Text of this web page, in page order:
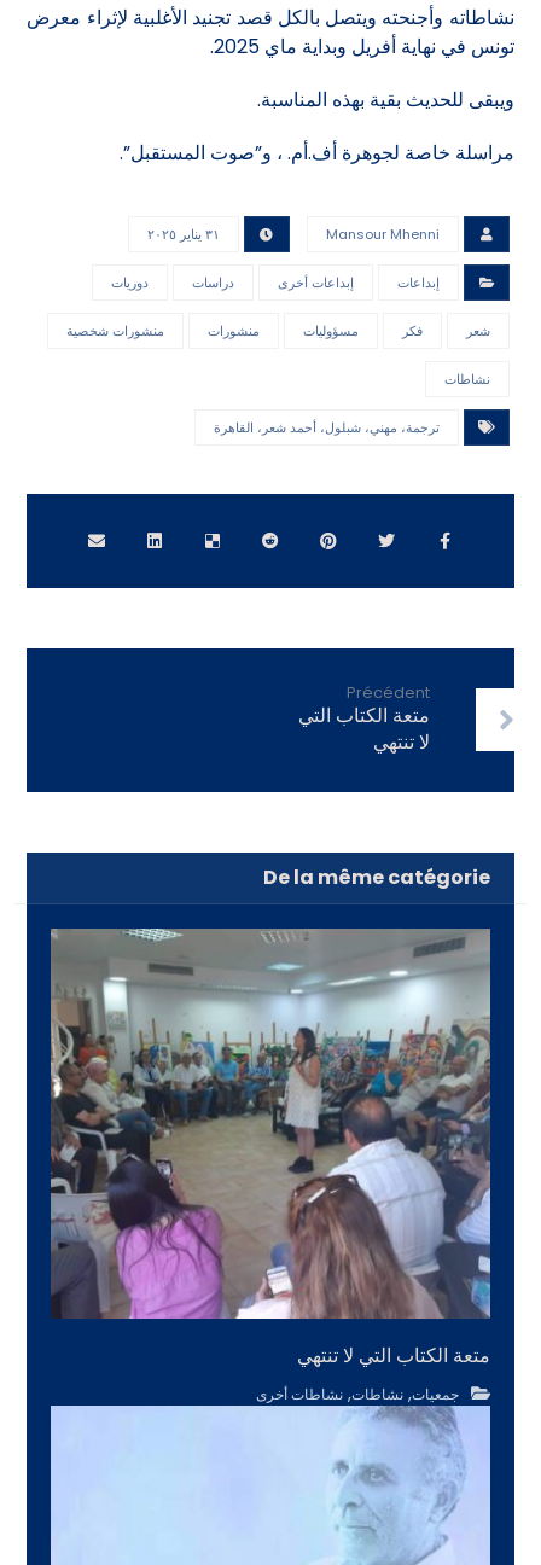
نشاطاته وأجنحته ويتصل بالكل قصد تجنيد الأغلبية لإثراء معرض
تونس في نهاية أفريل وبداية ماي 2025.
ويبقى للحديث بقية بهذه المناسبة.
مراسلة خاصة لجوهرة أف.أم. ، و”صوت المستقبل”.
Mansour Mhenni ٣١ يناير ٢٠٢٥
إبداعات إبداعات أخرى دراسات دوريات
شعر فكر مسؤوليات منشورات منشورات شخصية
نشاطات
ترجمة، مهني، شبلول، أحمد شعر، القاهرة
Précédent
متعة الكتاب التي
لا تنتهي
De la même catégorie
متعة الكتاب التي لا تنتهي
جمعيات,نشاطات,نشاطات أخرى